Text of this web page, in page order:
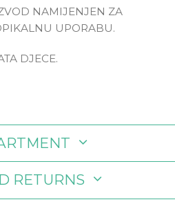
NAMIJENJEN ZA
UPORABU.
DJECE.
RETURNS